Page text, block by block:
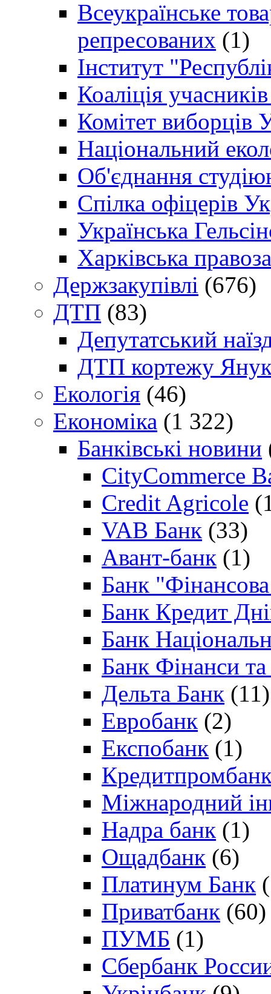
Всеукраїнське
репресованих (1)
Інститут
Коаліція
Комітет виборців
Національний
Об'єднання
Спілка офіцерів
Українська
Харківська
Держзакупівлі (676)
ДТП (83)
Депутатський
ДТП кортежу
Екологія (46)
Економіка (1 322)
Банківські новини
CityCommerce
Credit Agricole
VAB Банк (33)
Авант-банк (1)
Банк "Фінансова
Банк Кредит
Банк
Банк Фінанси
Дельта Банк (11)
Евробанк (2)
Експобанк (1)
Міжнародний
Надра банк (1)
Ощадбанк (6)
Платинум Банк
Приватбанк (60)
ПУМБ (1)
Сбербанк